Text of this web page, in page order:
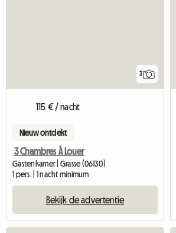
3
115 € / nacht
Nieuw ontdekt
3 Chambres À Louer
Gastenkamer | Grasse (06130)
1 pers. | 1 nacht minimum
Bekijk de advertentie